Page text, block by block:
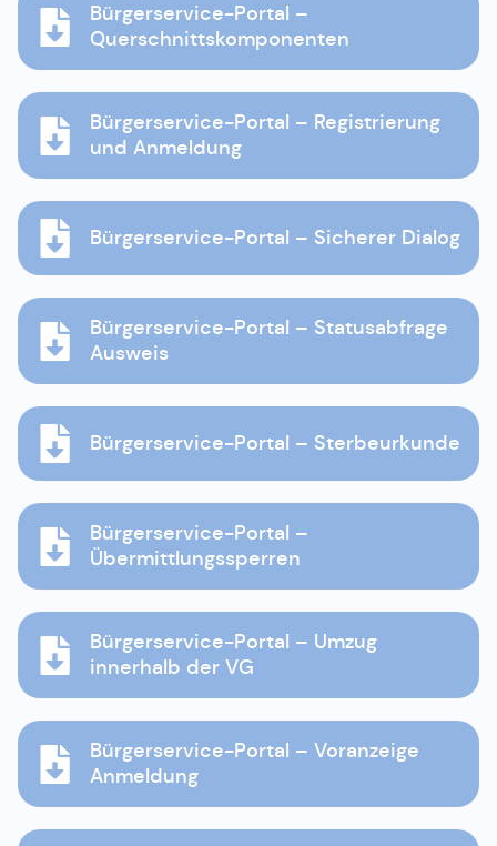
Bürgerservice-Portal –
Querschnittskomponenten
Bürgerservice-Portal – Registrierung
und Anmeldung
Bürgerservice-Portal – Sicherer Dialog
Bürgerservice-Portal – Statusabfrage
Ausweis
Bürgerservice-Portal – Sterbeurkunde
Bürgerservice-Portal –
Übermittlungssperren
Bürgerservice-Portal – Umzug
innerhalb der VG
Bürgerservice-Portal – Voranzeige
Anmeldung